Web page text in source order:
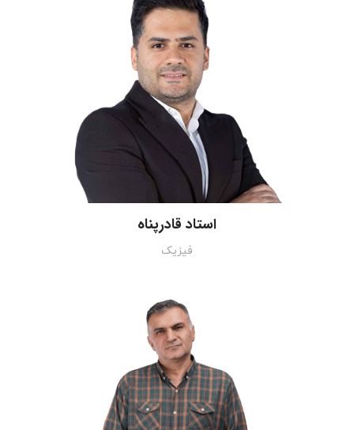
استاد قادرپناه
فیزیک